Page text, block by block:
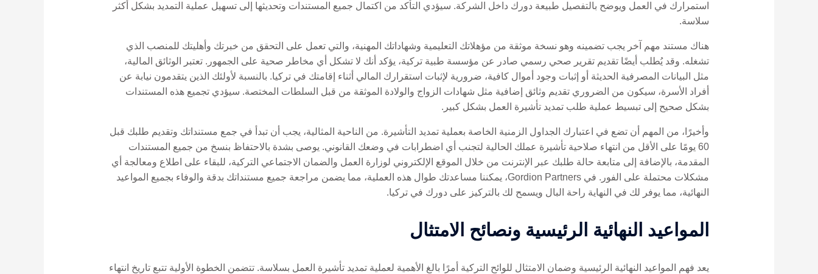
استمرارك في العمل ويوضح بالتفصيل طبيعة دورك داخل الشركة. سيؤدي التأكد من اكتمال جميع المستندات وتحديثها إلى تسهيل عملية التمديد بشكل أكثر
سلاسة.
هناك مستند مهم آخر يجب تضمينه وهو نسخة موثقة من مؤهلاتك التعليمية وشهاداتك المهنية، والتي تعمل على التحقق من خبرتك وأهليتك للمنصب الذي
تشغله. وقد يُطلب أيضًا تقديم تقرير صحي رسمي صادر عن مؤسسة طبية تركية، يؤكد أنك لا تشكل أي مخاطر صحية على الجمهور. تعتبر الوثائق المالية،
مثل البيانات المصرفية الحديثة أو إثبات وجود أموال كافية، ضرورية لإثبات استقرارك المالي أثناء إقامتك في تركيا. بالنسبة لأولئك الذين يتقدمون نيابة عن
أفراد الأسرة، سيكون من الضروري تقديم وثائق إضافية مثل شهادات الزواج والولادة الموثقة من قبل السلطات المختصة. سيؤدي تجميع هذه المستندات
بشكل صحيح إلى تبسيط عملية طلب تمديد تأشيرة العمل بشكل كبير.
وأخيرًا، من المهم أن تضع في اعتبارك الجداول الزمنية الخاصة بعملية تمديد التأشيرة. من الناحية المثالية، يجب أن تبدأ في جمع مستنداتك وتقديم طلبك قبل
60 يومًا على الأقل من انتهاء صلاحية تأشيرة عملك الحالية لتجنب أي اضطرابات في وضعك القانوني. يوصى بشدة بالاحتفاظ بنسخ من جميع المستندات
المقدمة، بالإضافة إلى متابعة حالة طلبك عبر الإنترنت من خلال الموقع الإلكتروني لوزارة العمل والضمان الاجتماعي التركية، للبقاء على اطلاع ومعالجة أي
مشكلات محتملة على الفور. في Gordion Partners، يمكننا مساعدتك طوال هذه العملية، مما يضمن مراجعة جميع مستنداتك بدقة والوفاء بجميع المواعيد
النهائية، مما يوفر لك في النهاية راحة البال ويسمح لك بالتركيز على دورك في تركيا.
المواعيد النهائية الرئيسية ونصائح الامتثال
يعد فهم المواعيد النهائية الرئيسية وضمان الامتثال للوائح التركية أمرًا بالغ الأهمية لعملية تمديد تأشيرة العمل بسلاسة. تتضمن الخطوة الأولية تتبع تاريخ انتهاء